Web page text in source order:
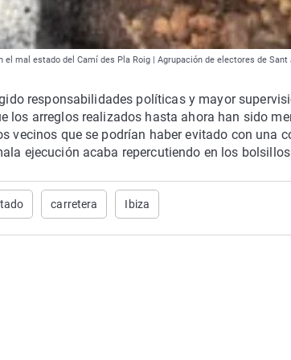
el mal estado del Camí des Pla Roig | Agrupación de electores de Sant
responsabilidades políticas y mayor
los arreglos realizados hasta ahora han sido
vecinos que se podrían haber evitado con una
ejecución acaba repercutiendo en los
carretera Ibiza